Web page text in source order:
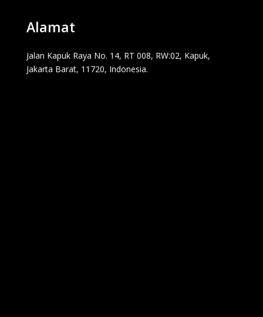
Alamat
Jalan Kapuk Raya No. 14, RT 008, RW:02, Kapuk,
Jakarta Barat, 11720, Indonesia.